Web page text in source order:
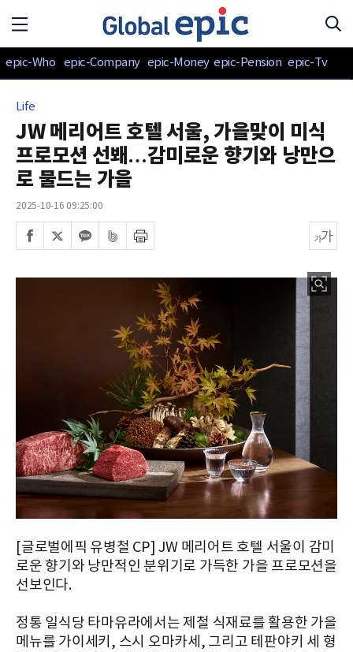
epic-Who epic-Company epic-Money epic-Pension epic-Tv
Life
JW 메리어트 호텔 서울, 가을맞이 미식
프로모션 선봬…감미로운 향기와 낭만으
로 물드는 가을
2025-10-16 09:25:00
[글로벌에픽 유병철 CP] JW 메리어트 호텔 서울이 감미
로운 향기와 낭만적인 분위기로 가득한 가을 프로모션을
선보인다.
정통 일식당 타마유라에서는 제철 식재료를 활용한 가을
메뉴를 가이세키, 스시 오마카세, 그리고 테판야키 세 형